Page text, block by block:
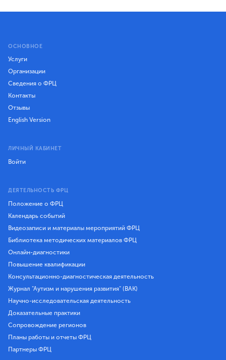
ОСНОВНОЕ
Услуги
Организации
Сведения о ФРЦ
Контакты
Отзывы
English Version
ЛИЧНЫЙ КАБИНЕТ
Войти
ДЕЯТЕЛЬНОСТЬ ФРЦ
Положение о ФРЦ
Календарь событий
Видеозаписи и материалы мероприятий ФРЦ
Библиотека методических материалов ФРЦ
Онлайн-диагностики
Повышение квалификации
Консультационно-диагностическая деятельность
Журнал "Аутизм и нарушения развития" (ВАК)
Научно-исследовательская деятельность
Доказательные практики
Сопровождение регионов
Планы работы и отчеты ФРЦ
Партнеры ФРЦ